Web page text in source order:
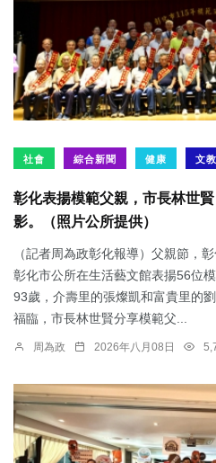
社會 綜合新聞 健康 文教
彰化表揚模範父親，市長林世
影。（照片公所提供）
（記者周為政彰化報導）父親節，
彰化市公所在生活藝文館表揚56位
93歲，介壽里的張燦凱和富貴里的
福臨，市長林世賢分享模範父...
周為政 2026年八月08日